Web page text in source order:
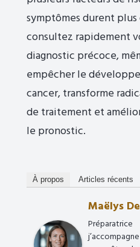
symptômes durent plus
consultez rapidement
diagnostic précoce,
empêcher le
cancer, transforme
de traitement et
le pronostic.
À propos Articles récents
Maëlys